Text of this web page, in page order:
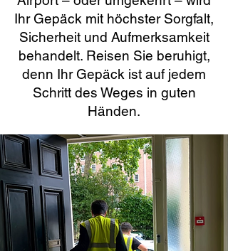
Ihr Gepäck mit höchster Sorgfalt,
Sicherheit und Aufmerksamkeit
behandelt. Reisen Sie beruhigt,
denn Ihr Gepäck ist auf jedem
Schritt des Weges in guten
Händen.